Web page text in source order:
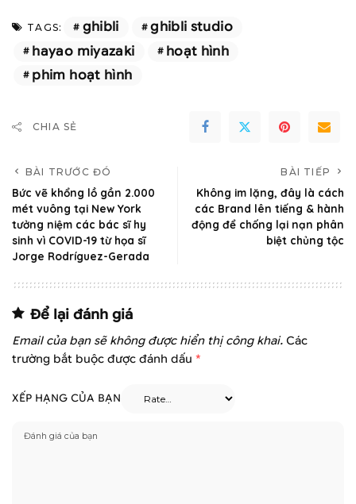
TAGS: ghibli
ghibli studio
hayao miyazaki
hoạt hình
phim hoạt hình
CHIA SẺ
BÀI TRƯỚC ĐÓ
Bức vẽ khổng lồ gần 2.000
mét vuông tại New York
tưởng niệm các bác sĩ hy
sinh vì COVID-19 từ họa sĩ
Jorge Rodríguez-Gerada
BÀI TIẾP
Không im lặng, đây là cách
các Brand lên tiếng & hành
động để chống lại nạn phân
biệt chủng tộc
Để lại đánh giá
Email của bạn sẽ không được hiển thị công khai. Các
trường bắt buộc được đánh dấu *
XẾP HẠNG CỦA BẠN